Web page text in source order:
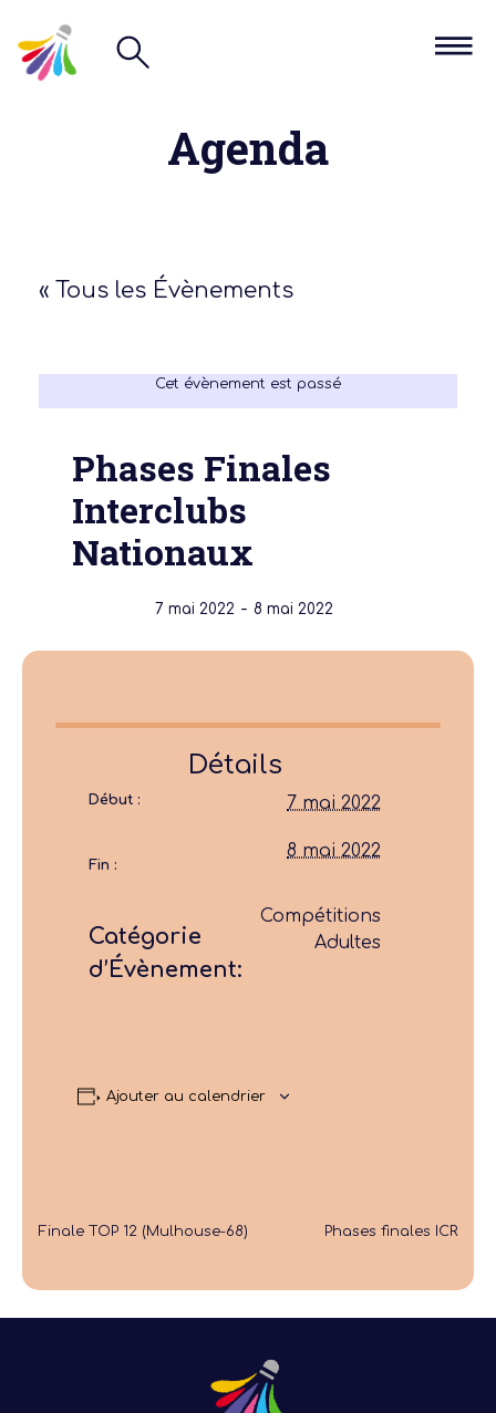
Agenda
« Tous les Évènements
Cet évènement est passé
Phases Finales
Interclubs
Nationaux
7 mai 2022 - 8 mai 2022
Détails
Début : 7 mai 2022
Fin :
8 mai 2022
Catégorie
d’Évènement:
Compétitions
Adultes
Ajouter au calendrier
Finale TOP 12 (Mulhouse-68) Phases finales ICR